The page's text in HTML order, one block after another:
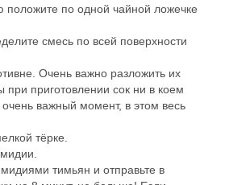
по одной чайной ложечке
смесь по всей поверхности
Очень важно разложить их
при приготовлении сок ни в коем
важный момент, в этом весь
тёрке.
тимьян и отправьте в